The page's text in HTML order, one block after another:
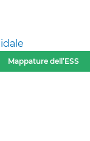
Mappature dell’ESS